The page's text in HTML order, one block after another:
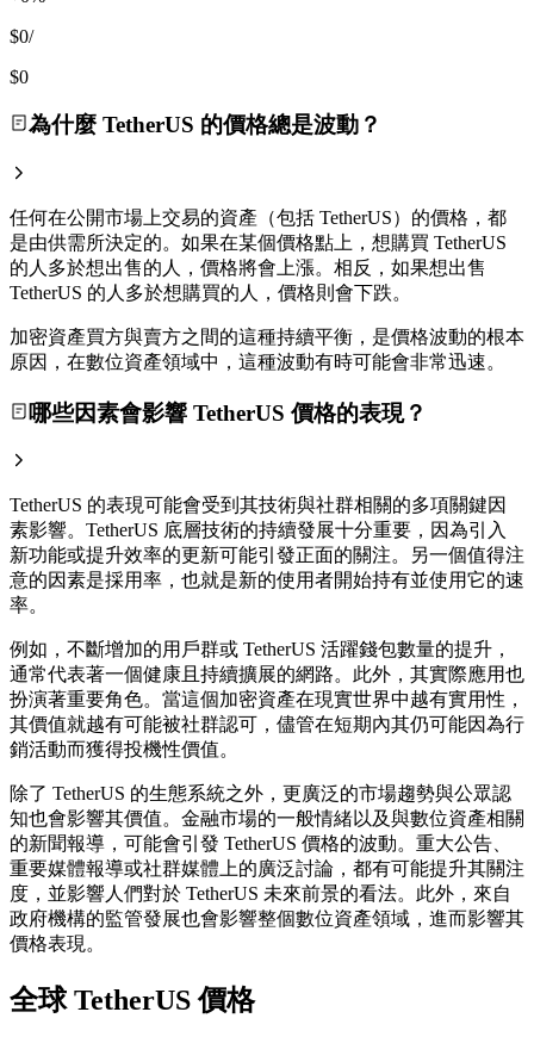
$0/
$0
為什麼 TetherUS 的價格總是波動？
任何在公開市場上交易的資產（包括 TetherUS）的價格，都
是由供需所決定的。如果在某個價格點上，想購買 TetherUS
的人多於想出售的人，價格將會上漲。相反，如果想出售
TetherUS 的人多於想購買的人，價格則會下跌。
加密資產買方與賣方之間的這種持續平衡，是價格波動的根本
原因，在數位資產領域中，這種波動有時可能會非常迅速。
哪些因素會影響 TetherUS 價格的表現？
TetherUS 的表現可能會受到其技術與社群相關的多項關鍵因
素影響。TetherUS 底層技術的持續發展十分重要，因為引入
新功能或提升效率的更新可能引發正面的關注。另一個值得注
意的因素是採用率，也就是新的使用者開始持有並使用它的速
率。
例如，不斷增加的用戶群或 TetherUS 活躍錢包數量的提升，
通常代表著一個健康且持續擴展的網路。此外，其實際應用也
扮演著重要角色。當這個加密資產在現實世界中越有實用性，
其價值就越有可能被社群認可，儘管在短期內其仍可能因為行
銷活動而獲得投機性價值。
除了 TetherUS 的生態系統之外，更廣泛的市場趨勢與公眾認
知也會影響其價值。金融市場的一般情緒以及與數位資產相關
的新聞報導，可能會引發 TetherUS 價格的波動。重大公告、
重要媒體報導或社群媒體上的廣泛討論，都有可能提升其關注
度，並影響人們對於 TetherUS 未來前景的看法。此外，來自
政府機構的監管發展也會影響整個數位資產領域，進而影響其
價格表現。
全球 TetherUS 價格